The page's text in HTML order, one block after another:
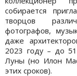
собирается
творцов
фотографов,
даже
2023 году – до
Луны (но Илон
этих сроков).